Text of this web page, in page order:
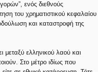
ενός διεθνούς
του χρηματιστικού κεφαλαίου
και καταστροφή της
μεταξύ ελληνικού λαού και
Στο μέτρο ιδίως που